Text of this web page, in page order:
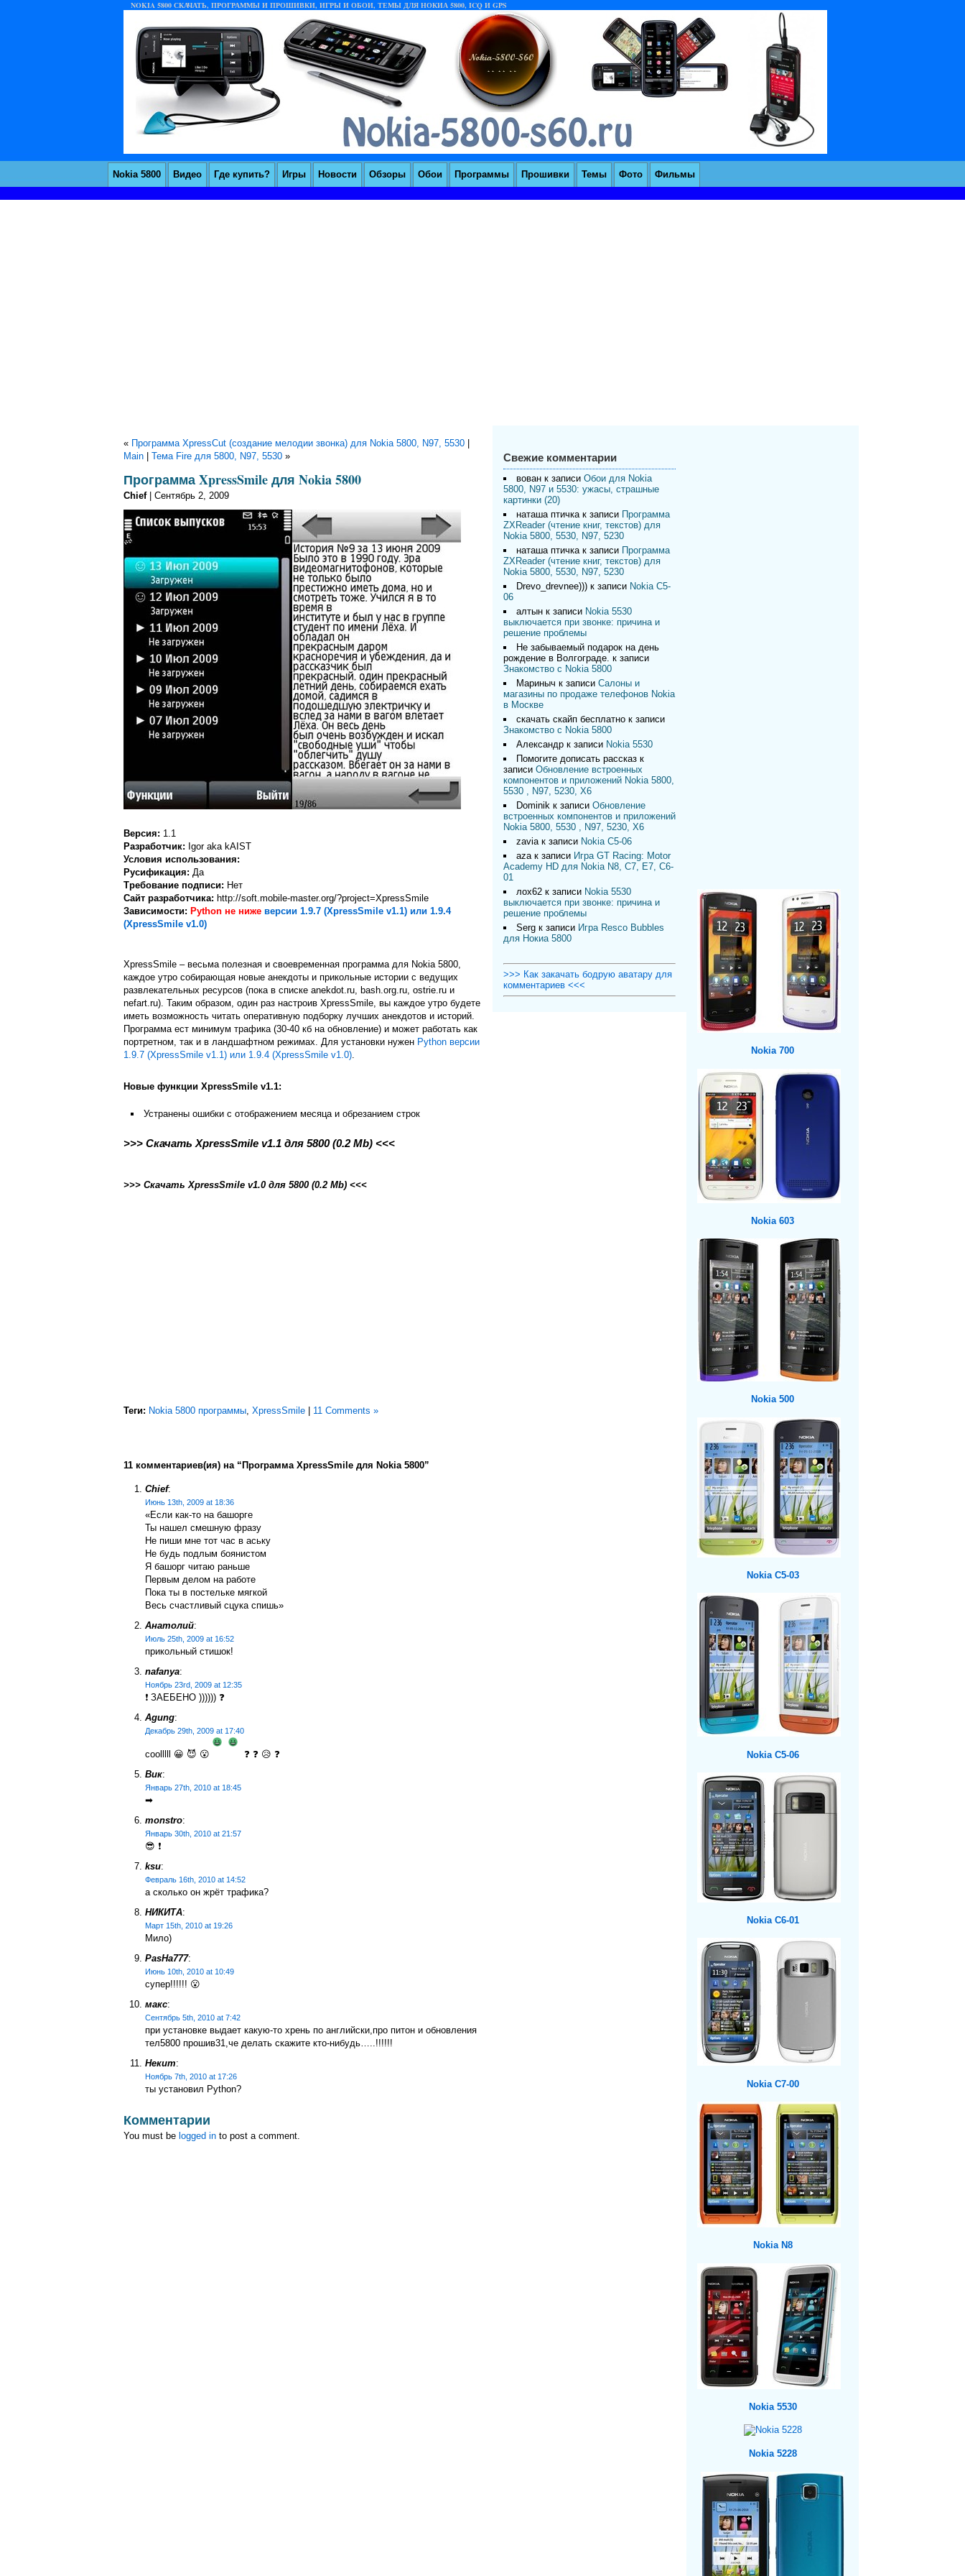
NOKIA 5800 СКАЧАТЬ, ПРОГРАММЫ И ПРОШИВКИ, ИГРЫ И ОБОИ, ТЕМЫ ДЛЯ НОКИА 5800, ICQ И GPS
Nokia 5800 Видео Где купить? Игры Новости Обзоры Обои Программы Прошивки Темы Фoто Фильмы
Nokia 700
Nokia 603
Nokia 500
Nokia C5-03
Nokia C5-06
Nokia C6-01
Nokia C7-00
Nokia N8
Nokia 5530
Nokia 5228
Свежие комментарии
вован к записи Обои для Nokia
5800, N97 и 5530: ужасы, страшные
картинки (20)
наташа птичкак записи Программа
ZXReader (чтение книг, текстов) для
Nokia 5800, 5530, N97, 5230
наташа птичкак записи Программа
ZXReader (чтение книг, текстов) для
Nokia 5800, 5530, N97, 5230
Drevo_drevnee))) к записи Nokia C5-
06
алтын к записи Nokia 5530
выключается при звонке: причина и
решение проблемы
Не забываемый подарок на день
рождение в Волгограде. к записи
Знакомство с Nokia 5800
Мариныч к записи Салоны и
магазины по продаже телефонов Nokia
в Москве
скачать скайп бесплатно к записи
Знакомство с Nokia 5800
Александр к записи Nokia 5530
Помогите дописать рассказ к
записи Обновление встроенных
компонентов и приложений Nokia 5800,
5530 , N97, 5230, X6
Dominik к записи Обновление
встроенных компонентов и приложений
Nokia 5800, 5530 , N97, 5230, X6
zaviaк записи Nokia C5-06
azaк записи Игра GT Racing: Motor
Academy HD для Nokia N8, C7, E7, C6-
01
лох62 к записи Nokia 5530
выключается при звонке: причина и
решение проблемы
Serg к записи Игра Resco Bubbles
для Нокиа 5800
>>> Как закачать бодрую аватару для
комментариев <<<
« Программа XpressCut (создание мелодии звонка) для Nokia 5800, N97, 5530
Main
Тема Fire для 5800, N97, 5530 »
Программа XpressSmile для Nokia 5800
Chief| Сентябрь 2, 2009
Версия: 1.1
Разработчик: Igor aka kAIST
Условия использования:
Русификация: Да
Требование подписи: Нет
Сайт разработчика: http://soft.mobile-master.org/?project=XpressSmile
Зависимости: Python не ниже версии 1.9.7 (XpressSmile v1.1) или 1.9.4
(XpressSmile v1.0)
XpressSmile – весьма полезная и своевременная программа для Nokia 5800,
каждое утро собирающая новые анекдоты и прикольные истории с ведущих
развлекательных ресурсов (пока в списке anekdot.ru, bash.org.ru, ostrie.ru и
nefart.ru). Таким образом, один раз настроив XpressSmile, вы каждое утро будете
иметь возможность читать оперативную подборку лучших анекдотов и историй.
Программа ест минимум трафика (30-40 кб на обновление) и может работать как
портретном, так и в ландшафтном режимах. Для установки нужен Python версии
1.9.7 (XpressSmile v1.1) или 1.9.4 (XpressSmile v1.0).
Новые функции XpressSmile v1.1:
Устранены ошибки с отображением месяца и обрезанием строк
>>> Скачать XpressSmile v1.1 для 5800 (0.2 Mb) <<<
>>> Скачать XpressSmile v1.0 для 5800 (0.2 Mb) <<<
Теги: Nokia 5800 программы XpressSmile | 11 Comments »
11 комментариев(ия) на “Программа XpressSmile для Nokia 5800”
Chief:
Июнь 13th, 2009 at 18:36
«Если как-то на башорге
Ты нашел смешную фразу
Не пиши мне тот час в аську
Не будь подлым боянистом
Я башорг читаю раньше
Первым делом на работе
Пока ты в постельке мягкой
Весь счастливый сцука спишь»
Анатолий:
Июль 25th, 2009 at 16:52
прикольный стишок!
nafanya:
Ноябрь 23rd, 2009 at 12:35
❗ ЗАЕБЕНО )))))) ❓
Agung:
Декабрь 29th, 2009 at 17:40
coolllll 😀 😈 😮
❓ ❓ 😥 ❓
Вик:
Январь 27th, 2010 at 18:45
➡
monstro:
Январь 30th, 2010 at 21:57
😎 ❗
ksu:
Февраль 16th, 2010 at 14:52
а сколько он жрёт трафика?
НИКИТА:
Март 15th, 2010 at 19:26
Мило)
PasHa777:
Июнь 10th, 2010 at 10:49
супер!!!!!! 😮
макс:
Сентябрь 5th, 2010 at 7:42
при установке выдает какую-то хрень по английски,про питон и обновления
тел5800 прошив31,че делать скажите кто-нибудь…..!!!!!!
Некит:
Ноябрь 7th, 2010 at 17:26
ты установил Python?
Комментарии
You must be logged in to post a comment.